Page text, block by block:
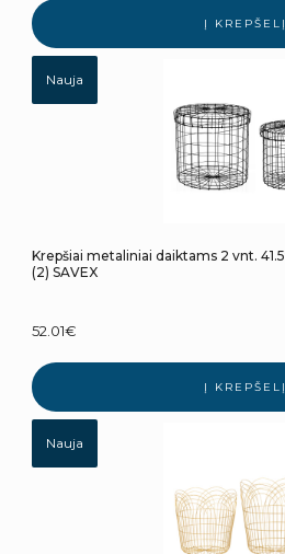
Į KREPŠELĮ
Nauja
Krepšiai metaliniai daiktams 2 vnt. 41.5*41.5*39.5 TOYJ18-167/169
(2) SAVEX
52.01€
Į KREPŠELĮ
Nauja